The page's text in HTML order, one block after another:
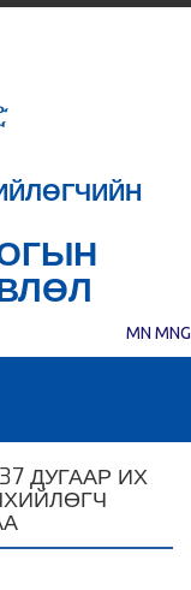
MN MNG
ДУГААР ИХ